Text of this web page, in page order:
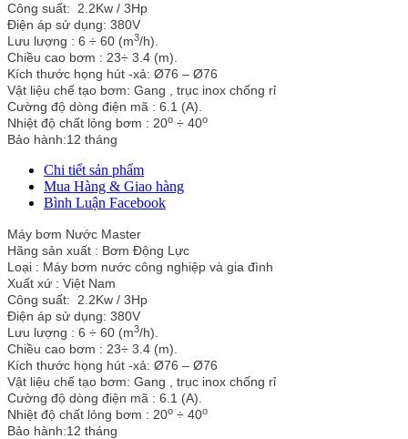
Công suất: 2.2Kw / 3Hp
Điện áp sử dụng: 380V
Lưu lượng : 6 ÷ 60 (m3/h).
Chiều cao bơm : 23÷ 3.4 (m).
Kích thước họng hút -xả: Ø76 – Ø76
Vật liệu chế tạo bơm: Gang , trục inox chống rỉ
Cường độ dòng điện mã : 6.1 (A).
Nhiệt độ chất lỏng bơm : 20o ÷ 40o
Bảo hành:12 tháng
Chi tiết sản phẩm
Mua Hàng & Giao hàng
Bình Luận Facebook
Máy bơm Nước Master
Hãng sản xuất : Bơm Động Lực
Loại : Máy bơm nước công nghiệp và gia đình
Xuất xứ : Việt Nam
Công suất: 2.2Kw / 3Hp
Điện áp sử dụng: 380V
Lưu lượng : 6 ÷ 60 (m3/h).
Chiều cao bơm : 23÷ 3.4 (m).
Kích thước họng hút -xả: Ø76 – Ø76
Vật liệu chế tạo bơm: Gang , trục inox chống rỉ
Cường độ dòng điện mã : 6.1 (A).
Nhiệt độ chất lỏng bơm : 20o ÷ 40o
Bảo hành:12 tháng